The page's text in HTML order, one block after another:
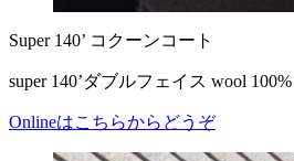
Super 140’ コクーンコート
super 140’ダブルフェイス wool
Onlineはこちらからどうぞ